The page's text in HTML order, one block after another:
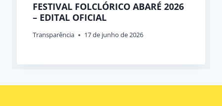
FESTIVAL FOLCLÓRICO ABARÉ 2026
– EDITAL OFICIAL
Transparência 17 de junho de 2026